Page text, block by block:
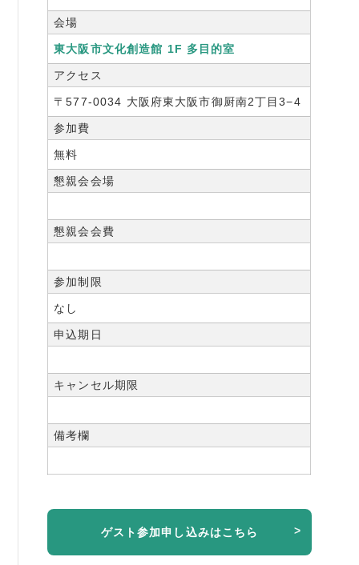
会場
東大阪市文化創造館 1F 多目的室
アクセス
〒577-0034 大阪府東大阪市御厨南2丁目3−4
参加費
無料
懇親会会場
懇親会会費
参加制限
なし
申込期日
キャンセル期限
備考欄
ゲスト参加申し込みはこちら